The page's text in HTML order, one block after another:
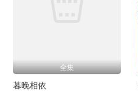
全集
暮晚相依